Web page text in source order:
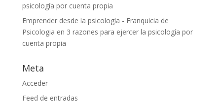
psicología por cuenta propia
Emprender desde la psicología - Franquicia de
Psicologia en 3 razones para ejercer la psicología por
cuenta propia
Meta
Acceder
Feed de entradas